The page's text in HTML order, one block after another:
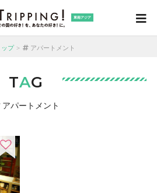
東南アジア
ップ アパートメント
TAG
アパートメント